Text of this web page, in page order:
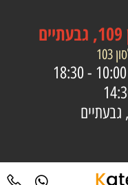
103
10:00 - 18:30